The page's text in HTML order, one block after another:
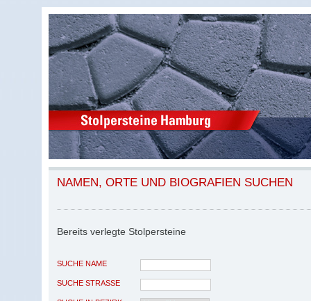
NAMEN, ORTE UND BIOGRAFIEN SUCHEN
Bereits verlegte Stolpersteine
SUCHE NAME
SUCHE STRASSE